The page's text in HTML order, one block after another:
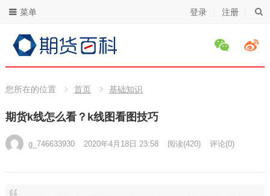
登录 注册
菜单
您所在的位置 首页 基础知识
期货k线怎么看？k线图看图技巧
g_746633930 2020年4月18日 23:58 阅读(420) 评论(0)